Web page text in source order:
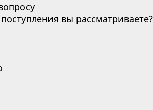
вы рассматриваете?